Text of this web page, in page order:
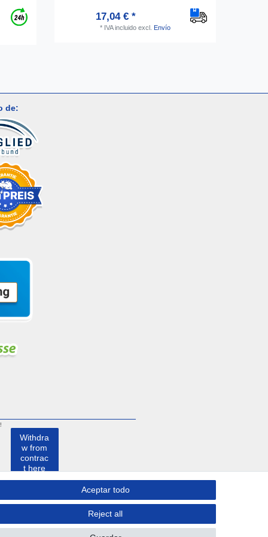
17,04 € *
* IVA incluido excl. Envío
de:
Aceptar todo
Reject all
Withdra
w from
contrac
t here